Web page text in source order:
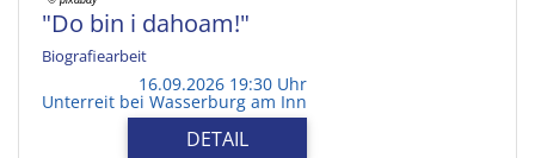
"Do bin i dahoam!"
Biografiearbeit
16.09.2026 19:30 Uhr
Unterreit bei Wasserburg am Inn
DETAIL